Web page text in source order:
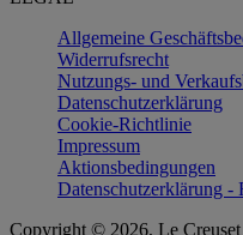
Allgemeine
Widerrufsrecht
Nutzungs- und
Datenschutzerklärung
Cookie-Richtlinie
Impressum
Aktionsbedingungen
Datenschutzerklärung -
Copyright © 2026, Le